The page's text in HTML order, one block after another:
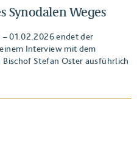
Synodalen Weges
01.02.2026 endet der
Interview mit dem
Stefan Oster ausführlich